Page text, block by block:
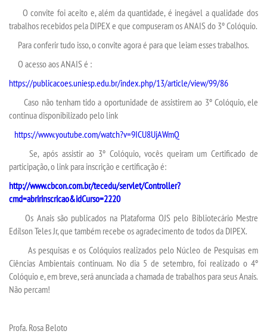
BIBLIOTECA
INFORMÁTICA
INFRAESTRUTURA
MANUAIS
PDI
PPC
REGIMENTO GERAL
REGULAMENTOS
O convite foi aceito e, além da quantidade, é inegável a qualidade dos
trabalhos recebidos pela DIPEX e que compuseram os ANAIS do 3º Colóquio.
Para conferir tudo isso, o convite agora é para que leiam esses trabalhos.
O acesso aos ANAIS é :
https://publicacoes.uniesp.edu.br/index.php/13/article/view/99/86
Caso não tenham tido a oportunidade de assistirem ao 3º Colóquio, ele
continua disponibilizado pelo link
https://www.youtube.com/watch?v=9ICU8UjAWmQ
Se, após assistir ao 3º Colóquio, vocês queiram um Certificado de
participação, o link para inscrição e certificação é:
http://www.cbcon.com.br/tecedu/servlet/Controller?
cmd=abririnscricao&idCurso=2220
Os Anais são publicados na Plataforma OJS pelo Bibliotecário Mestre
Edílson Teles Jr, que também recebe os agradecimento de todos da DIPEX.
As pesquisas e os Colóquios realizados pelo Núcleo de Pesquisas em
Ciências Ambientais continuam. No dia 5 de setembro, foi realizado o 4º
Colóquio e, em breve, será anunciada a chamada de trabalhos para seus Anais.
Não percam!
Profa. Rosa Beloto